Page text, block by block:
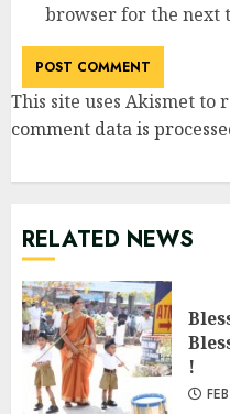
browser for the next
This site uses Akismet to
comment data is
RELATED NEWS
!